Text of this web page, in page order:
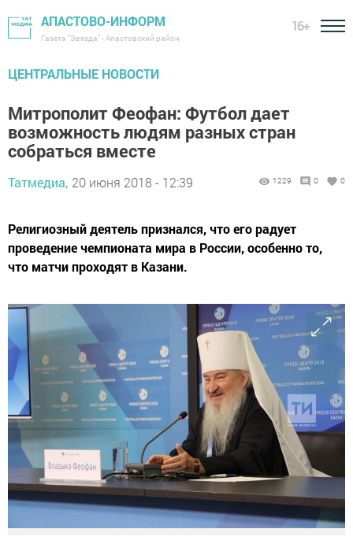
АПАСТОВО-ИНФОРМ
Газета "Звезда" - Апастовский район
16+
ЦЕНТРАЛЬНЫЕ НОВОСТИ
Митрополит Феофан: Футбол дает
возможность людям разных стран
собраться вместе
Татмедиа, 20 июня 2018 - 12:39 1229 0 0
Религиозный деятель признался, что его радует
проведение чемпионата мира в России, особенно то,
что матчи проходят в Казани.